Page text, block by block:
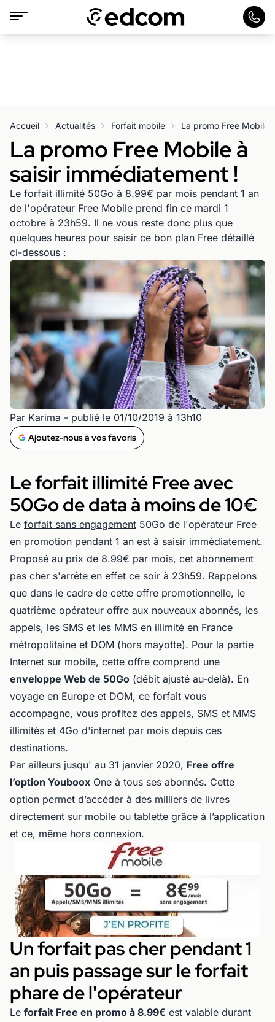
Accueil Actualités Forfait mobile La promo Free Mobile
La promo Free Mobile à
saisir immédiatement !
Le forfait illimité 50Go à 8.99€ par mois pendant 1 an
de l'opérateur Free Mobile prend fin ce mardi 1
octobre à 23h59. Il ne vous reste donc plus que
quelques heures pour saisir ce bon plan Free détaillé
ci-dessous :
Par Karima - publié le 01/10/2019 à 13h10
Ajoutez-nous à vos favoris
Le forfait illimité Free avec
50Go de data à moins de 10€
Le forfait sans engagement 50Go de l'opérateur Free
en promotion pendant 1 an est à saisir immédiatement.
Proposé au prix de 8.99€ par mois, cet abonnement
pas cher s'arrête en effet ce soir à 23h59. Rappelons
que dans le cadre de cette offre promotionnelle, le
quatrième opérateur offre aux nouveaux abonnés, les
appels, les SMS et les MMS en illimité en France
métropolitaine et DOM (hors mayotte). Pour la partie
Internet sur mobile, cette offre comprend une
enveloppe Web de 50Go (débit ajusté au-delà). En
voyage en Europe et DOM, ce forfait vous
accompagne, vous profitez des appels, SMS et MMS
illimités et 4Go d'internet par mois depuis ces
destinations.
Par ailleurs jusqu' au 31 janvier 2020, Free offre
l’option Youboox One à tous ses abonnés. Cette
option permet d’accéder à des milliers de livres
directement sur mobile ou tablette grâce à l’application
et ce, même hors connexion.
Un forfait pas cher pendant 1
an puis passage sur le forfait
phare de l'opérateur
Le forfait Free en promo à 8.99€ est valable durant